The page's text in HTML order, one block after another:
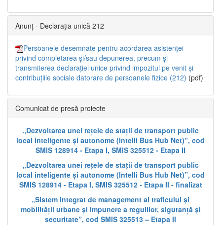
Anunț - Declarația unică 212
Persoanele desemnate pentru acordarea asistenței
privind completarea și/sau depunerea, precum și
transmiterea declarației unice privind impozitul pe venit și
contribuțiile sociale datorare de persoanele fizice (212) (pdf)
Comunicat de presă proiecte
„Dezvoltarea unei rețele de stații de transport public
local inteligente și autonome (Intelli Bus Hub Net)”, cod
SMIS 128914 - Etapa I, SMIS 325512 - Etapa II
„Dezvoltarea unei rețele de stații de transport public
local inteligente și autonome (Intelli Bus Hub Net)”, cod
SMIS 128914 - Etapa I, SMIS 325512 - Etapa II - finalizat
„Sistem integrat de management al traficului și
mobilității urbane și impunere a regulilor, siguranță și
securitate”, cod SMIS 325513 – Etapa II